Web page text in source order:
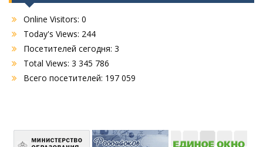
Online Visitors: 0
Today's Views: 244
Посетителей сегодня: 3
Total Views: 3 345 786
Всего посетителей: 197 059